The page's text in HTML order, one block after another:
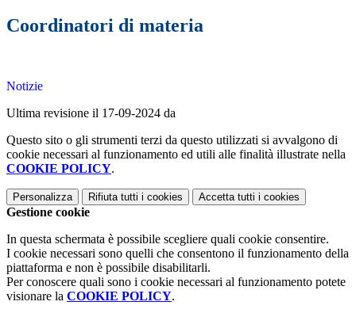
Coordinatori di materia
Notizie
Ultima revisione il 17-09-2024 da
Questo sito o gli strumenti terzi da questo utilizzati si avvalgono di
cookie necessari al funzionamento ed utili alle finalità illustrate nella
COOKIE POLICY.
Personalizza Rifiuta tutti i cookies Accetta tutti i cookies
Gestione cookie
In questa schermata è possibile scegliere quali cookie consentire.
I cookie necessari sono quelli che consentono il funzionamento della
piattaforma e non è possibile disabilitarli.
Per conoscere quali sono i cookie necessari al funzionamento potete
visionare la COOKIE POLICY.